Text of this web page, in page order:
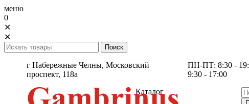
меню
0
✕
✕
г Набережные Челны, Московский
проспект, 118а
ПН-ПТ: 8:30 -
9:30 - 17:00
Каталог